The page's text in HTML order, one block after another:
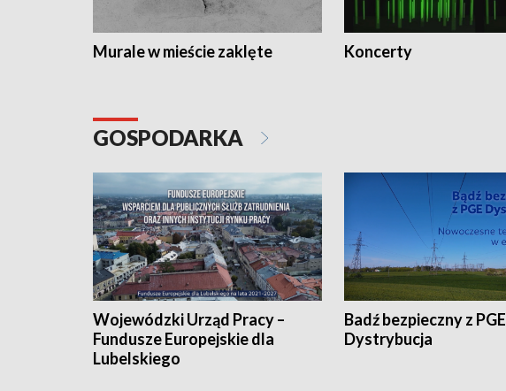
Murale w mieście zaklęte Koncerty
GOSPODARKA
Wojewódzki Urząd Pracy –
Fundusze Europejskie dla
Lubelskiego
Badź bezpieczny z PGE
Dystrybucja